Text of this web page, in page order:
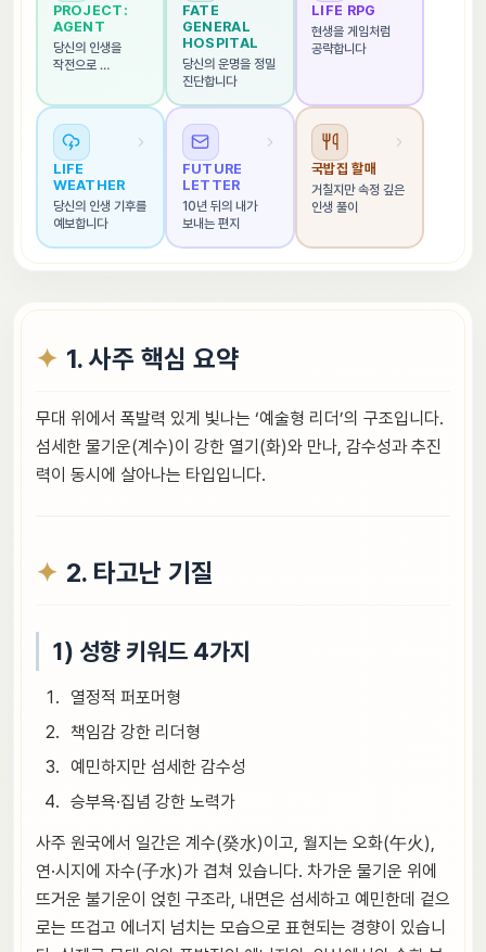
PROJECT:
AGENT
당신의 인생을
작전으로
FATE
GENERAL
HOSPITAL
당신의 운명을 정밀
진단합니다
LIFE RPG
현생을 게임처럼
공략합니다
LIFE
WEATHER
당신의 인생 기후를
예보합니다
FUTURE
LETTER
10년 뒤의 내가
보내는 편지
국밥집 할매
거칠지만 속정 깊은
인생 풀이
1. 사주 핵심 요약
무대 위에서 폭발력 있게 빛나는 ‘예술형 리더’의 구조입니다.
섬세한 물기운(계수)이 강한 열기(화)와 만나, 감수성과 추진
력이 동시에 살아나는 타입입니다.
2. 타고난 기질
1) 성향 키워드 4가지
열정적 퍼포머형
책임감 강한 리더형
예민하지만 섬세한 감수성
승부욕·집념 강한 노력가
사주 원국에서 일간은 계수(癸水)이고, 월지는 오화(午火),
연·시지에 자수(子水)가 겹쳐 있습니다. 차가운 물기운 위에
뜨거운 불기운이 얹힌 구조라, 내면은 섬세하고 예민한데 겉으
로는 뜨겁고 에너지 넘치는 모습으로 표현되는 경향이 있습니